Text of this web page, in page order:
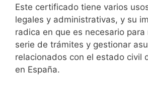
Este certificado tiene varios
legales y administrativas, y su
radica en que es necesario para
serie de trámites y gestionar
relacionados con el estado civil
en España.